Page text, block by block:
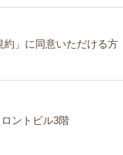
約」に同意いただける方
ントビル3階